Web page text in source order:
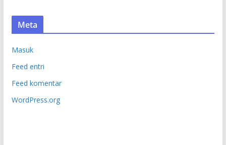
Meta
Masuk
Feed entri
Feed komentar
WordPress.org